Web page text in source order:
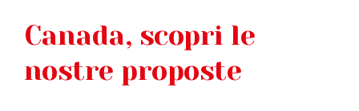
FAQ
Canada, scopri le
nostre proposte